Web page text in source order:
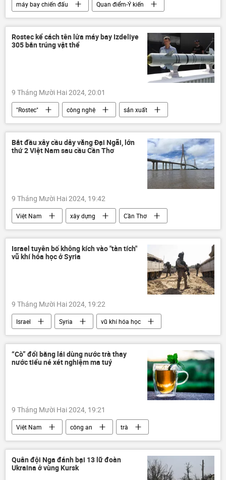
máy bay chiến đấu
Quan điểm-Ý kiến
Thế giới
máy bay
Nga
Quân sự
MiG-29
MiG-31
MiG-21
MIG-27
Rostec kể cách tên lửa máy bay Izdeliye
305 bắn trúng vật thể
9 Tháng Mười Hai 2024, 20:01
"Rostec" công nghệ
sản xuất
Nga
công ty
Thế giới
Công nghiệp
Bắt đầu xây cầu dây văng Đại Ngãi, lớn
thứ 2 Việt Nam sau cầu Cần Thơ
9 Tháng Mười Hai 2024, 19:42
Việt Nam xây dựng
Cần Thơ
cây cầu
Bộ Giao thông Vận tải
Thành phố Hồ Chí Minh
công nghệ
Israel tuyên bố không kích vào "tàn tích"
vũ khí hóa học ở Syria
9 Tháng Mười Hai 2024, 19:22
Israel Syria
vũ khí hóa học
Trung Đông
Tình hình bùng phát trầm trọng ở Syria - 2024
Thế giới
thông tin
“Cò” đổi bằng lái dùng nước trà thay
nước tiểu né xét nghiệm ma tuý
9 Tháng Mười Hai 2024, 19:21
Việt Nam công an
trà
Bộ Công an Việt Nam
Xã hội
Pháp luật
vi phạm
Quân đội Nga đánh bại 13 lữ đoàn
Ukraina ở vùng Kursk